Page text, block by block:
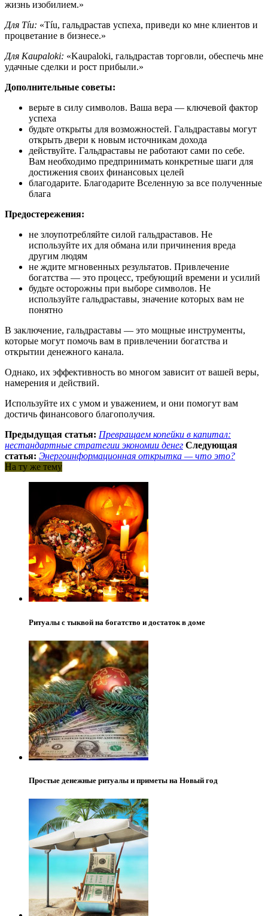
жизнь изобилием.»
Для Tíu: «Tíu, гальдрастав успеха, приведи ко мне клиентов и
процветание в бизнесе.»
Для Kaupaloki: «Kaupaloki, гальдрастав торговли, обеспечь мне
удачные сделки и рост прибыли.»
Дополнительные советы:
верьте в силу символов. Ваша вера — ключевой фактор
успеха
будьте открыты для возможностей. Гальдраставы могут
открыть двери к новым источникам дохода
действуйте. Гальдраставы не работают сами по себе.
Вам необходимо предпринимать конкретные шаги для
достижения своих финансовых целей
благодарите. Благодарите Вселенную за все полученные
блага
Предостережения:
не злоупотребляйте силой гальдраставов. Не
используйте их для обмана или причинения вреда
другим людям
не ждите мгновенных результатов. Привлечение
богатства — это процесс, требующий времени и усилий
будьте осторожны при выборе символов. Не
используйте гальдраставы, значение которых вам не
понятно
В заключение, гальдраставы — это мощные инструменты,
которые могут помочь вам в привлечении богатства и
открытии денежного канала.
Однако, их эффективность во многом зависит от вашей веры,
намерения и действий.
Используйте их с умом и уважением, и они помогут вам
достичь финансового благополучия.
Предыдущая статья: Превращаем копейки в капитал:
нестандартные стратегии экономии денег Следующая
статья: Энергоинформационная открытка — что это?
На ту же тему
Ритуалы с тыквой на богатство и достаток в доме
Простые денежные ритуалы и приметы на Новый год